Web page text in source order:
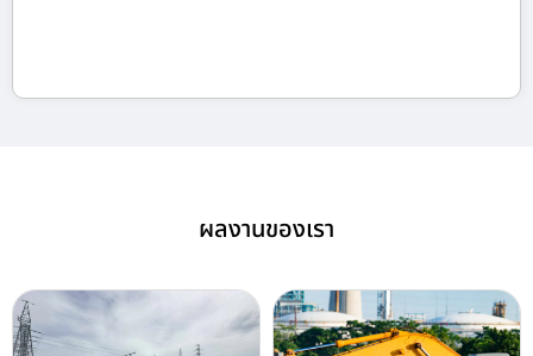
ผลงานของเรา